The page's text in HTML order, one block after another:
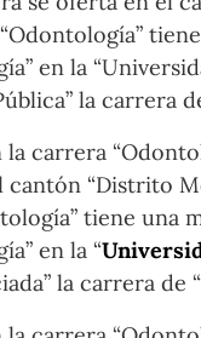
en la
la carrera
carrera
cantón “Distrito
tiene una
en la “
la carrera